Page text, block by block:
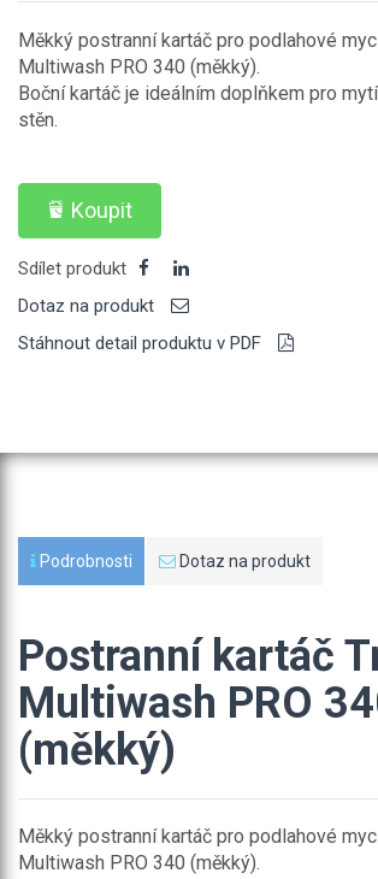
Měkký postranní kartáč pro podlahové
Multiwash PRO 340 (měkký).
Boční kartáč je ideálním doplňkem pro
stěn.
Koupit
Sdílet produkt
Dotaz na produkt
Stáhnout detail produktu v PDF
Podrobnosti Dotaz na produkt
Postranní kartáč
Multiwash PRO
(měkký)
Měkký postranní kartáč pro podlahové
Multiwash PRO 340 (měkký).